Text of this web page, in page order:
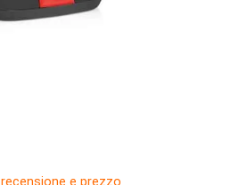
e prezzo